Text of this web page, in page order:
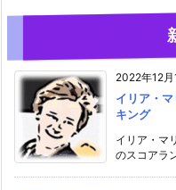
2022年12月
イリア・
キング
イリア・マ
のスコアラ